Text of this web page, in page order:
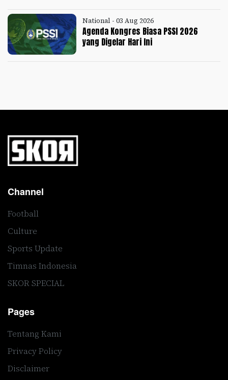
National - 03 Aug 2026
Agenda Kongres Biasa PSSI 2026
yang Digelar Hari Ini
Channel
Football
Culture
Sports Update
Timnas Indonesia
SKOR SPECIAL
Pages
Tentang Kami
Privacy Policy
Disclaimer